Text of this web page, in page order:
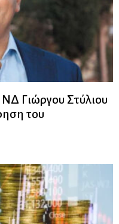
Γιώργου Στύλιου
του